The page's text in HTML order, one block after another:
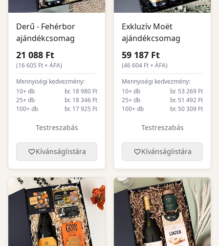
Derű - Fehérbor
ajándékcsomag
21 088 Ft
(16 605 Ft + ÁFA)
Mennyiségi kedvezmény:
10+ db
br. 18 980 Ft
25+ db
br. 18 346 Ft
100+ db
br. 17 925 Ft
Testreszabás
Kívánságlistára
Exkluzív Moët
ajándékcsomag
59 187 Ft
(46 604 Ft + ÁFA)
Mennyiségi kedvezmény:
10+ db
br. 53 269 Ft
25+ db
br. 51 492 Ft
100+ db
br. 50 309 Ft
Testreszabás
Kívánságlistára